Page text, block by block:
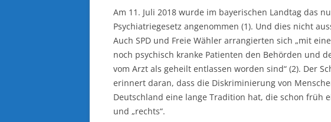
Am 11. Juli 2018 wurde im bayerischen Landtag das
Psychiatriegesetz angenommen (1). Und dies nicht
Auch SPD und Freie Wähler arrangierten sich „mit
noch psychisch kranke Patienten den Behörden und
vom Arzt als geheilt entlassen worden sind“ (2). Der
erinnert daran, dass die Diskriminierung von
Deutschland eine lange Tradition hat, die schon früh
und „rechts“.